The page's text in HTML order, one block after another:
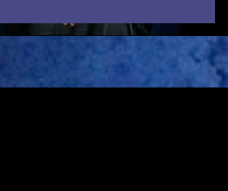
no cinema global!